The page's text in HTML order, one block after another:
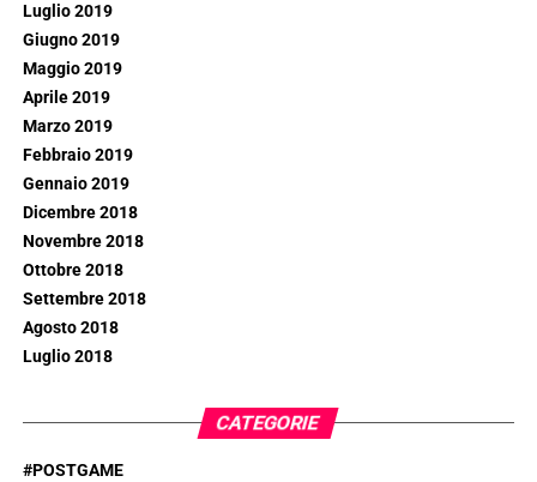
Luglio 2019
Giugno 2019
Maggio 2019
Aprile 2019
Marzo 2019
Febbraio 2019
Gennaio 2019
Dicembre 2018
Novembre 2018
Ottobre 2018
Settembre 2018
Agosto 2018
Luglio 2018
CATEGORIE
#POSTGAME